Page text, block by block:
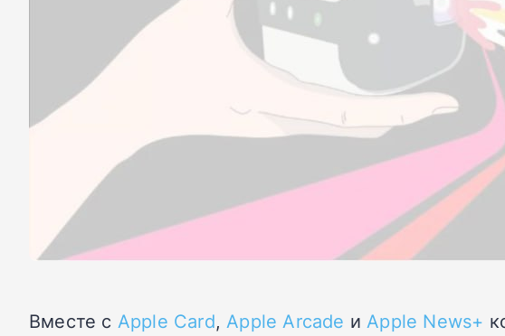
Вместе с Apple Card,Apple Arcade иApple News+